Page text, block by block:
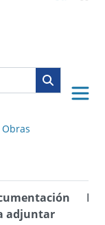
Obras
adjuntar